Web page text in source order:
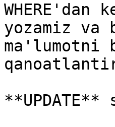
yozamiz
ma'lumotni